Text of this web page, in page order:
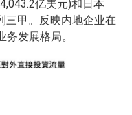
亿美元)和日本
三甲。反映内地企业在
发展格局。